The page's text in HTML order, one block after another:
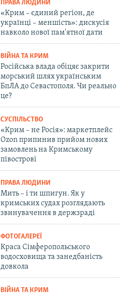
ПРАВА ЛЮДИНИ
«Крим – єдиний регіон, де
українці – меншість»: дискусія
навколо нової пам'ятної дати
ВІЙНА ТА КРИМ
Російська влада обіцяє закрити
морський шлях українським
БпЛА до Севастополя. Чи реально
це?
СУСПІЛЬСТВО
«Крим – не Росія»: маркетплейс
Ozon припинив прийом нових
замовлень на Кримському
півострові
ПРАВА ЛЮДИНИ
Мить – і ти шпигун. Як у
кримських судах розглядають
звинувачення в держзраді
ФОТОГАЛЕРЕЇ
Краса Сімферопольського
водосховища та занедбаність
довкола
ВІЙНА ТА КРИМ